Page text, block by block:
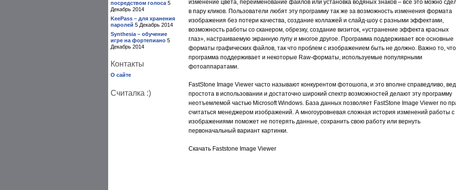
посредством голоса 5
Декабрь 2014
KeePass – для хранения
паролей 5 Декабрь 2014
Synthesia – обучение
игре на фортепиано 5
Декабрь 2014
Контакты
О сайте
Считалка :)
изменение цвета, переименование файлов или установка водяных знаков – все это можно
в пару кликов. Пользователи любят эту программу так же за возможность изменения формата
изображения без потери качества, создание коллажей и слайд-шоу с разными эффектами,
возможность работы со сканером, обрезку, создание визиток, «устранение эффекта красных
глаз», настраиваемую экранную лупу и многое другое. Программа поддерживает все основные
форматы графических файлов, так что проблем с изображением быть не должно. Важно то, что
программа поддерживает и некоторые Raw-форматы, используемые популярными
фотоаппаратами.
FastStone Image Viewer часто называют конкурентом фотошопа, и это вполне справедливо,
простота в использовании и достаточно широкий спектр возможностей делают эту программу
неотъемлемой частью Microsoft Windows. База данных позволяет FastStone Image Viewer по
считаться менеджером изображений. А многоуровневая сложная история изменений работы с
изображениями поможет не потерять данные, сохранить свою работу или вернуть
первоначальный вариант картинки.
Скачать Faststone Image Viewer